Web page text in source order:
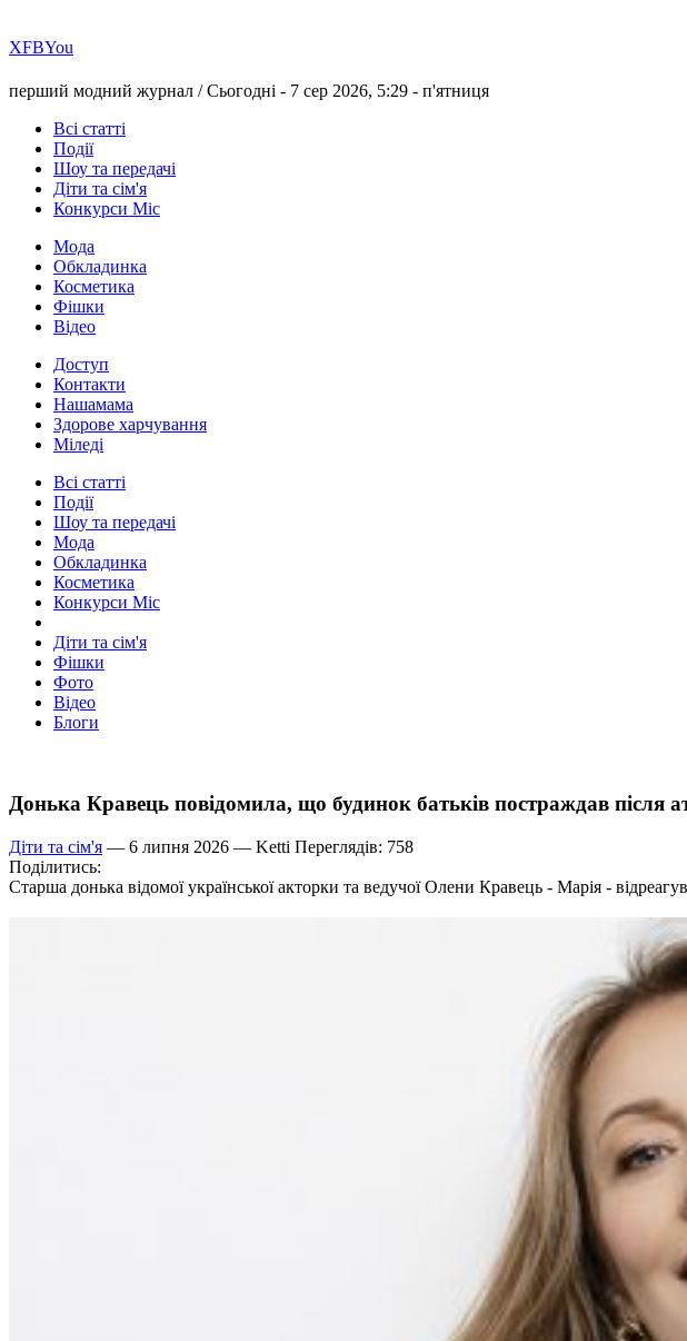
ХFBYou
перший модний журнал /Сьогодні - 7 сер 2026, 5:29 - п'ятниця
Всі статті
Події
Шоу та передачі
Діти та сім'я
Конкурси Міс
Мода
Обкладинка
Косметика
Фішки
Відео
Доступ
Контакти
Нашамама
Здорове харчування
Міледі
Всі статті
Події
Шоу та передачі
Мода
Обкладинка
Косметика
Конкурси Міс
Діти та сім'я
Фішки
Фото
Відео
Блоги
Донька Кравець повідомила, що будинок батьків постраждав після
Діти та сім'я — 6 липня 2026 — Ketti Переглядів: 758
Поділитись:
Старша донька відомої української акторки та ведучої Олени Кравець - Марія -